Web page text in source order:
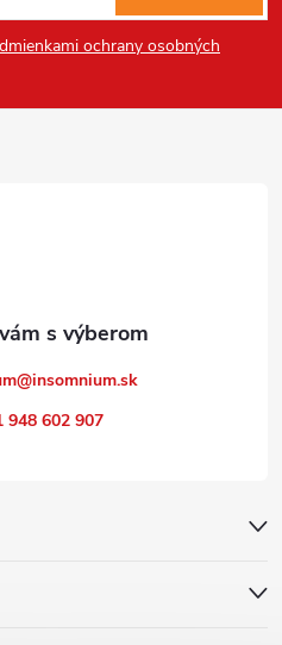
ochrany osobných
@insomnium.sk
948 602 907